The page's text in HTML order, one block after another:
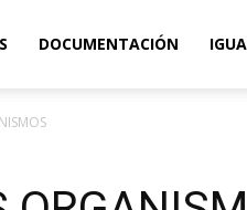
DOCUMENTACIÓN